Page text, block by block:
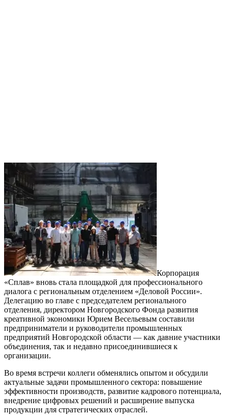
Корпорация
«Сплав» вновь стала площадкой для профессионального
диалога с региональным отделением «Деловой России».
Делегацию во главе с председателем регионального
отделения, директором Новгородского Фонда развития
креативной экономики Юрием Весельевым составили
предприниматели и руководители промышленных
предприятий Новгородской области — как давние участники
объединения, так и недавно присоединившиеся к
организации.
Во время встречи коллеги обменялись опытом и обсудили
актуальные задачи промышленного сектора: повышение
эффективности производств, развитие кадрового потенциала,
внедрение цифровых решений и расширение выпуска
продукции для стратегических отраслей.